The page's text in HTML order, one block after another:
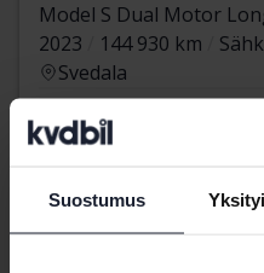
Suostumus
Model S Dual Motor
2023
144 930 km
Svedala
Arvostuksemme on
Tulossa pian